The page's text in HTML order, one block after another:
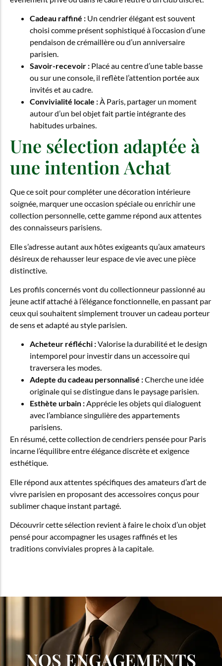
Cadeau raffiné : Un cendrier élégant est souvent
choisi comme présent sophistiqué à l’occasion d’une
pendaison de crémaillère ou d’un anniversaire
parisien.
Savoir-recevoir : Placé au centre d’une table basse
ou sur une console, il reflète l’attention portée aux
invités et au cadre.
Convivialité locale :À Paris, partager un moment
autour d’un bel objet fait partie intégrante des
habitudes urbaines.
Une sélection adaptée à
une intention Achat
Que ce soit pour compléter une décoration intérieure
soignée, marquer une occasion spéciale ou enrichir une
collection personnelle, cette gamme répond aux attentes
des connaisseurs parisiens.
Elle s’adresse autant aux hôtes exigeants qu’aux amateurs
désireux de rehausser leur espace de vie avec une pièce
distinctive.
Les profils concernés vont du collectionneur passionné au
jeune actif attaché à l’élégance fonctionnelle, en passant par
ceux qui souhaitent simplement trouver un cadeau porteur
de sens et adapté au style parisien.
Acheteur réfléchi :Valorise la durabilité et le design
intemporel pour investir dans un accessoire qui
traversera les modes.
Adepte du cadeau personnalisé :Cherche une idée
originale qui se distingue dans le paysage parisien.
Esthète urbain :Apprécie les objets qui dialoguent
avec l’ambiance singulière des appartements
parisiens.
En résumé, cette collection de cendriers pensée pour Paris
incarne l’équilibre entre élégance discrète et exigence
esthétique.
Elle répond aux attentes spécifiques des amateurs d’art de
vivre parisien en proposant des accessoires conçus pour
sublimer chaque instant partagé.
Découvrir cette sélection revient à faire le choix d’un objet
pensé pour accompagner les usages raffinés et les
traditions conviviales propres à la capitale.
NOS ENGAGEMENTS